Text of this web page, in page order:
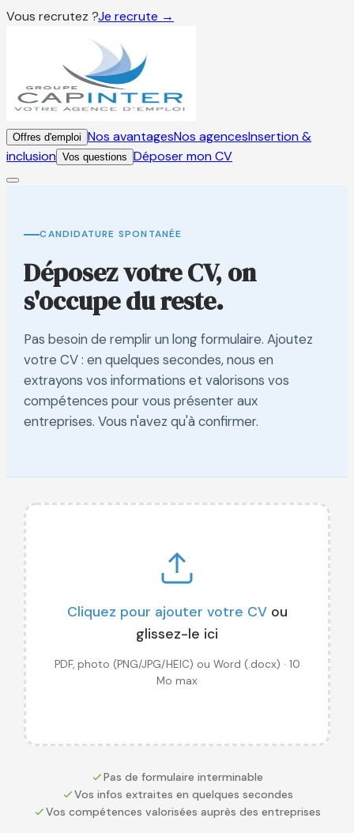
Vous recrutez ?Je recrute →
Offres d'emploi Nos avantagesNos agencesInsertion &
inclusion Vos questions Déposer mon CV
CANDIDATURE SPONTANÉE
Déposez votre CV, on
s'occupe du reste.
Pas besoin de remplir un long formulaire. Ajoutez
votre CV : en quelques secondes, nous en
extrayons vos informations et valorisons vos
compétences pour vous présenter aux
entreprises. Vous n'avez qu'à confirmer.
Cliquez pour ajouter votre CVou
glissez-le ici
PDF, photo (PNG/JPG/HEIC) ou Word (.docx) · 10
Mo max
Pas de formulaire interminable
Vos infos extraites en quelques secondes
Vos compétences valorisées auprès des entreprises